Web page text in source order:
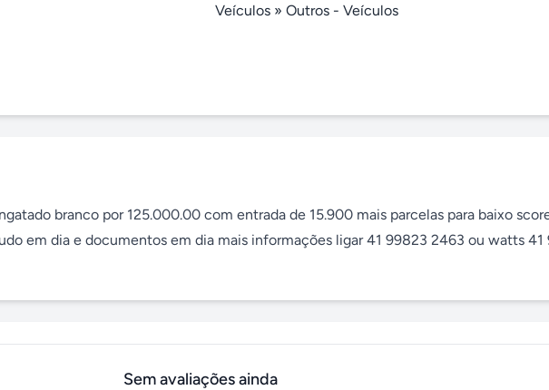
Veículos » Outros - Veículos
branco por 125.000.00 com entrada de 15.900 mais parcelas para baixo
em dia e documentos em dia mais informações ligar 41 99823 2463 ou watts 41
Sem avaliações ainda